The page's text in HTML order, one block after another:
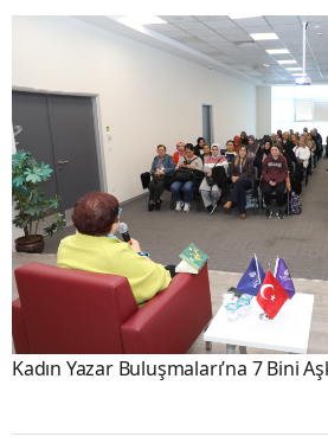
Kadın Yazar Buluşmaları’na 7 Bini